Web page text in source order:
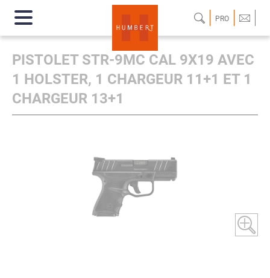
PRO
PISTOLET STR-9MC CAL 9X19 AVEC
1 HOLSTER, 1 CHARGEUR 11+1 ET 1
CHARGEUR 13+1